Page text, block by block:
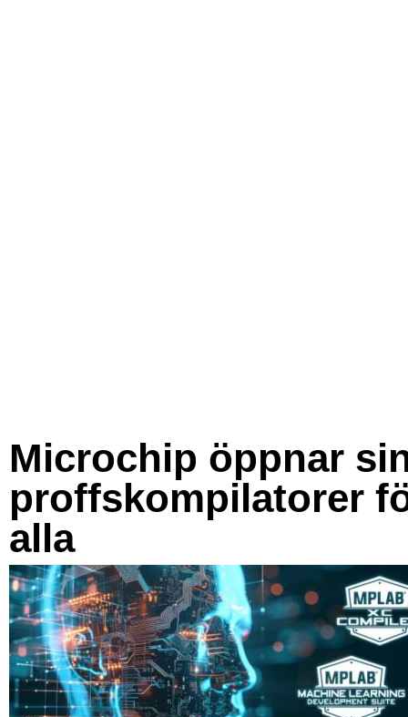
Microchip öppnar
proffskompilatorer
alla